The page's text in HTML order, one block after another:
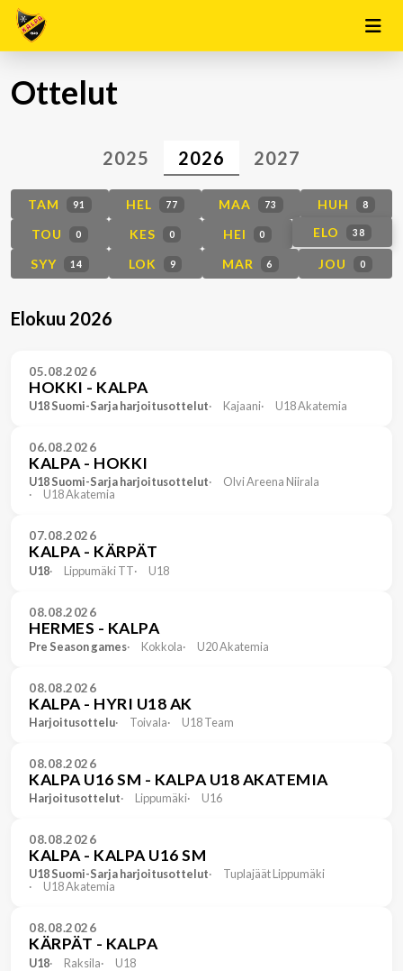
Ottelut
2025 2026 2027
TAM 91 HEL 77 MAA 73 HUH 8
TOU 0 KES 0 HEI 0 ELO 38
SYY 14 LOK 9 MAR 6 JOU 0
Elokuu 2026
05.08.2026
HOKKI - KALPA
U18 Suomi-Sarja harjoitusottelut Kajaani U18 Akatemia
06.08.2026
KALPA - HOKKI
U18 Suomi-Sarja harjoitusottelut
Olvi Areena Niirala
U18 Akatemia
07.08.2026
KALPA - KÄRPÄT
U18 Lippumäki TT U18
08.08.2026
HERMES - KALPA
Pre Season games Kokkola U20 Akatemia
08.08.2026
KALPA - HYRI U18 AK
Harjoitusottelu Toivala U18 Team
08.08.2026
KALPA U16 SM - KALPA U18 AKATEMIA
Harjoitusottelut Lippumäki U16
08.08.2026
KALPA - KALPA U16 SM
U18 Suomi-Sarja harjoitusottelut
Tuplajäät Lippumäki
U18 Akatemia
08.08.2026
KÄRPÄT - KALPA
U18 Raksila U18